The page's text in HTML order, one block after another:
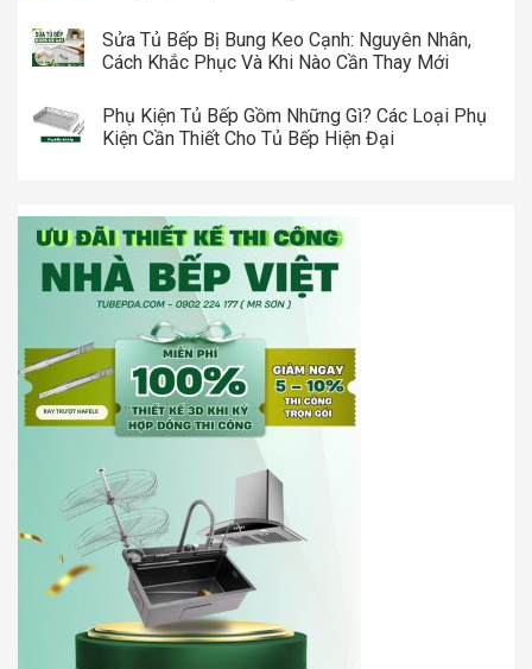
Sửa Tủ Bếp Bị Bung Keo Cạnh: Nguyên Nhân,
Cách Khắc Phục Và Khi Nào Cần Thay Mới
Phụ Kiện Tủ Bếp Gồm Những Gì? Các Loại Phụ
Kiện Cần Thiết Cho Tủ Bếp Hiện Đại